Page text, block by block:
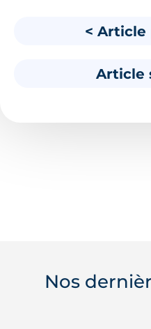
<
Article
Nos